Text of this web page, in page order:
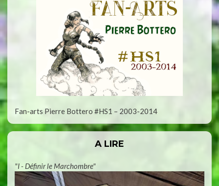
Fan-arts Pierre Bottero #HS1 – 2003-2014
A LIRE
"I - Définir le Marchombre"